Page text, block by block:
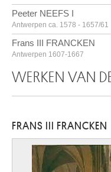
Peeter NEEFS I
Antwerpen ca. 1578 - 1657/61
Frans III FRANCKEN
Antwerpen 1607-1667
WERKEN VAN
FRANS III FRANCKEN